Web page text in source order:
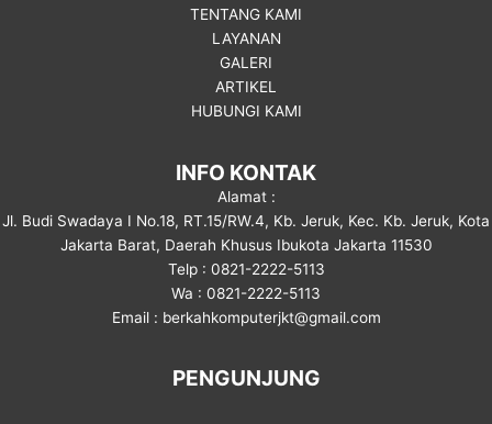
TENTANG KAMI
LAYANAN
GALERI
ARTIKEL
HUBUNGI KAMI
INFO KONTAK
Alamat :
Jl. Budi Swadaya I No.18, RT.15/RW.4, Kb. Jeruk, Kec. Kb. Jeruk, Kota
Jakarta Barat, Daerah Khusus Ibukota Jakarta 11530
Telp : 0821-2222-5113
Wa : 0821-2222-5113
Email : berkahkomputerjkt@gmail.com
PENGUNJUNG